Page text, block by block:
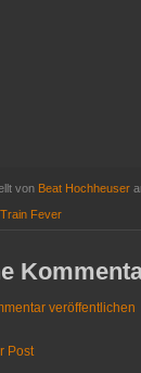
von Beat Hochheuser
Train Fever
veröffentlichen
Post